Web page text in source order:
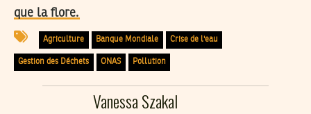
que la flore.
Agriculture Banque Mondiale Crise de l'eau
Gestion des Déchets ONAS Pollution
Vanessa Szakal